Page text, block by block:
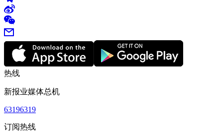
热线
新报业媒体总机
63196319
订阅热线